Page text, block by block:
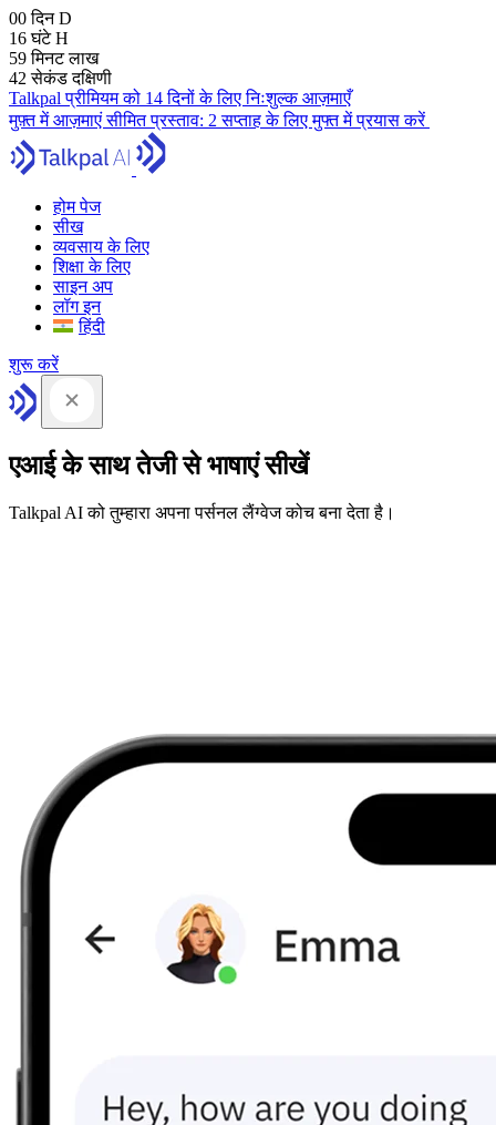
00 दिनD
16 घंटेH
59 मिनटलाख
41 सेकंडदक्षिणी
Talkpal प्रीमियम को 14 दिनों के लिए निःशुल्क आज़माएँ
मुफ़्त में आज़माएंसीमित प्रस्ताव: 2 सप्ताह के लिए मुफ्त में प्रयास करें
होम पेज
सीख
व्यवसाय के लिए
शिक्षा के लिए
साइन अप
लॉग इन
हिंदी
शुरू करें
एआई के साथ तेजी से भाषाएं सीखें
Talkpal AI को तुम्हारा अपना पर्सनल लैंग्वेज कोच बना देता है।